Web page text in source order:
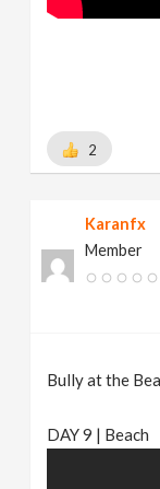
2
Karanfx
Member
Bully at the
DAY 9 | Beach